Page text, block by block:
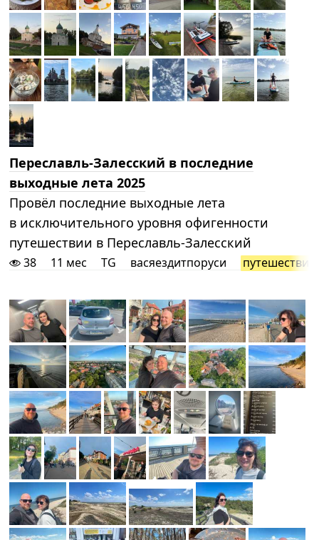
Переславль-Залесский в последние
выходные лета 2025
Провёл последние выходные лета
в исключительного уровня офигенности
путешествии в Переславль-Залесский
38 11 мес TG васяездитпоруси путешествия